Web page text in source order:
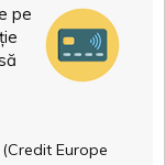
pe
Europe